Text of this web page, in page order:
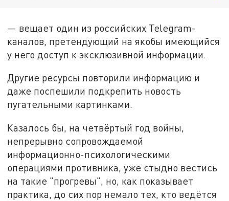
— вещает один из российских Telegram-
каналов, претендующий на якобы имеющийся
у него доступ к эксклюзивной информации.
Другие ресурсы повторили информацию и
даже поспешили подкрепить новость
пугательными картинками.
Казалось бы, на четвёртый год войны,
непрерывно сопровождаемой
информационно-психологическими
операциями противника, уже стыдно вестись
на такие "прогревы", но, как показывает
практика, до сих пор немало тех, кто ведётся